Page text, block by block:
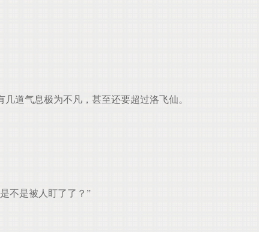
道气息极为不凡，甚至还要超过洛飞仙。
不是被人盯了了？”